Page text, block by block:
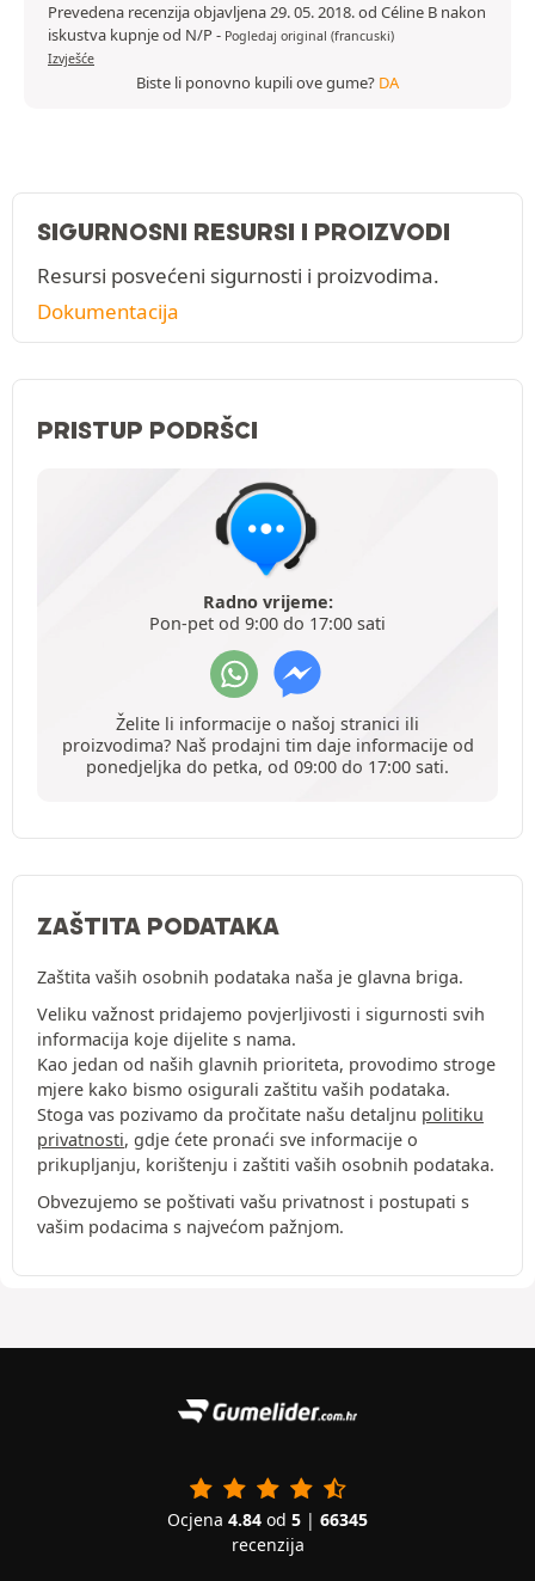
Prevedena recenzija objavljena 29. 05. 2018. od Céline B nakon
iskustva kupnje od N/P- Pogledaj original (francuski)
Izvješće
Biste li ponovno kupili ove gume? DA
SIGURNOSNI RESURSI I PROIZVODI
Resursi posvećeni sigurnosti i proizvodima.
Dokumentacija
PRISTUP PODRŠCI
Radno vrijeme:
Pon-pet od 9:00 do 17:00 sati
Želite li informacije o našoj stranici ili
proizvodima? Naš prodajni tim daje informacije od
ponedjeljka do petka, od 09:00 do 17:00 sati.
ZAŠTITA PODATAKA
Zaštita vaših osobnih podataka naša je glavna briga.
Veliku važnost pridajemo povjerljivosti i sigurnosti svih
informacija koje dijelite s nama.
Kao jedan od naših glavnih prioriteta, provodimo stroge
mjere kako bismo osigurali zaštitu vaših podataka.
Stoga vas pozivamo da pročitate našu detaljnu politiku
privatnosti, gdje ćete pronaći sve informacije o
prikupljanju, korištenju i zaštiti vaših osobnih podataka.
Obvezujemo se poštivati vašu privatnost i postupati s
vašim podacima s najvećom pažnjom.
Ocjena 4.84 od 5 | 66345
recenzija